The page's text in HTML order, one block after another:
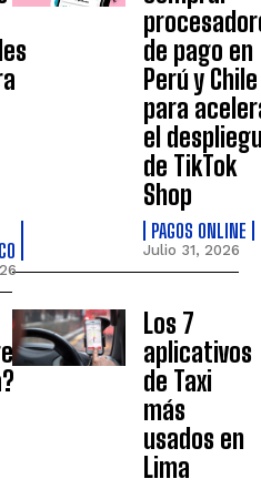
de pago en
Perú y Chile
para
el
de TikTok
Shop
PAGOS ONLINE
Julio 31, 2026
Los 7
aplicativos
de Taxi
más
usados en
Lima